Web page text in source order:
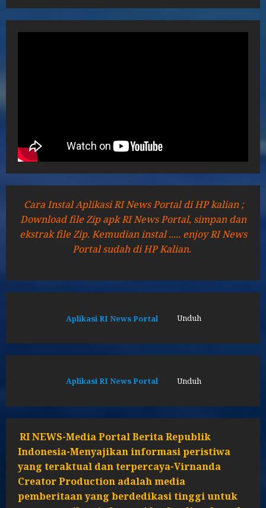
Cara Instal Aplikasi RI News Portal di HP kalian ;
Download file Zip apk RI News Portal, simpan dan
ekstrak file Zip. Kemudian instal ..... enjoy RI News
Portal sudah di HP Kalian.
Aplikasi RI News Portal Unduh
Aplikasi RI News Portal Unduh
RI NEWS-Media Portal Berita Republik
Indonesia-Menyajikan informasi peristiwa
yang teraktual dan terpercaya-Virnanda
Creator Production adalah media
pemberitaan yang berdedikasi tinggi untuk